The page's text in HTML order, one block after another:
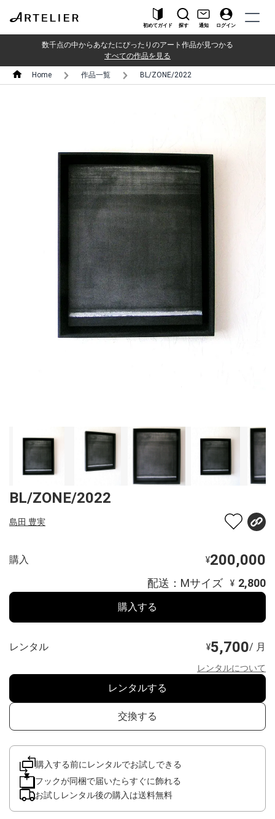
初めてガイド 探す 通知 ログイン
数千点の中からあなたにぴったりのアート作品が見つかる
すべての作品を見る
Home 作品一覧 BL/ZONE/2022
BL/ZONE/2022
島田 豊実
購入 ¥200,000
配送：Mサイズ ¥ 2,800
購入する
レンタル ¥5,700/ 月
レンタルについて
レンタルする
交換する
購入する前にレンタルでお試しできる
フックが同梱で届いたらすぐに飾れる
お試しレンタル後の購入は送料無料